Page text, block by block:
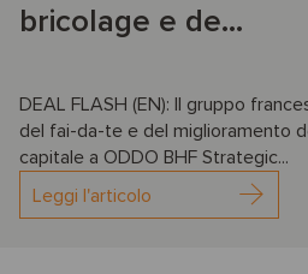
bricolage e de...
DEAL FLASH (EN): Il gruppo
del fai-da-te e del miglioramento
capitale a ODDO BHF Strategic...
Leggi l'articolo